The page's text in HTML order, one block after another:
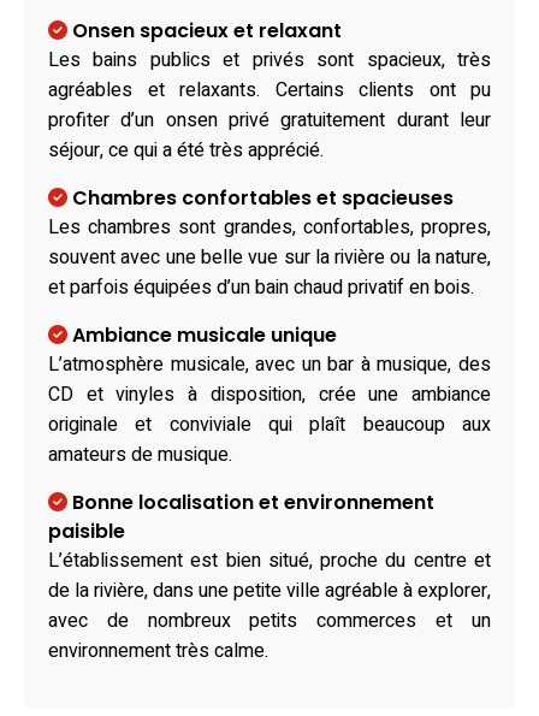
Onsen spacieux et relaxant
Les bains publics et privés sont spacieux, très
agréables et relaxants. Certains clients ont pu
profiter d’un onsen privé gratuitement durant leur
séjour, ce qui a été très apprécié.
Chambres confortables et spacieuses
Les chambres sont grandes, confortables, propres,
souvent avec une belle vue sur la rivière ou la nature,
et parfois équipées d’un bain chaud privatif en bois.
Ambiance musicale unique
L’atmosphère musicale, avec un bar à musique, des
CD et vinyles à disposition, crée une ambiance
originale et conviviale qui plaît beaucoup aux
amateurs de musique.
Bonne localisation et environnement
paisible
L’établissement est bien situé, proche du centre et
de la rivière, dans une petite ville agréable à explorer,
avec de nombreux petits commerces et un
environnement très calme.